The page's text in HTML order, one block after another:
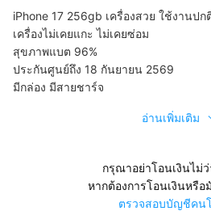
iPhone 17 256gb เครื่องสวย ใช้งานปก
เครื่องไม่เคยแกะ ไม่เคยซ่อม
สุขภาพแบต 96%
ประกันศูนย์ถึง 18 กันยายน 2569
มีกล่อง มีสายชาร์จ
อ่านเพิ่มเติม
กรุณาอย่าโอนเงินไม่
หากต้องการโอนเงินหรือ
ตรวจสอบบัญชีคน